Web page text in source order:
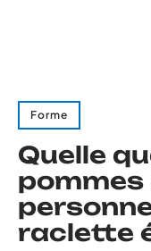
Forme
Quelle
pommes
raclette